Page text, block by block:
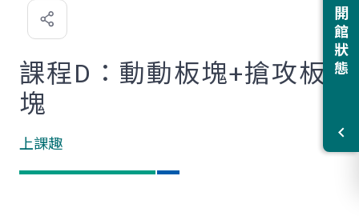
開館狀態
喜
歡
課程D：動動板塊+搶攻板
塊
上課趣